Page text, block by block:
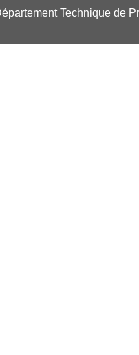
Technique de